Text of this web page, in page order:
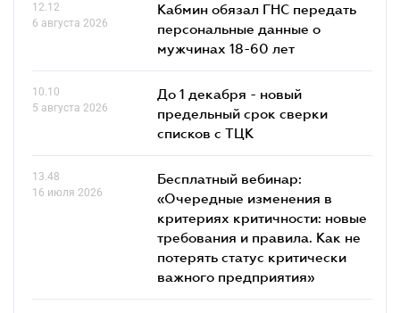
12.12
6 августа 2026
Кабмин обязал ГНС передать
персональные данные о
мужчинах 18-60 лет
10.10
5 августа 2026
До 1 декабря - новый
предельный срок сверки
списков c ТЦК
13.48
16 июля 2026
Бесплатный вебинар:
«Очередные изменения в
критериях критичности: новые
требования и правила. Как не
потерять статус критически
важного предприятия»